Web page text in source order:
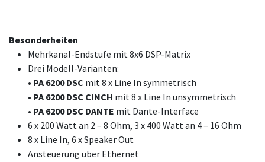
Besonderheiten
Mehrkanal-Endstufe mit 8x6 DSP-Matrix
Drei Modell-Varianten:
• PA 6200 DSC mit 8 x Line In symmetrisch
• PA 6200 DSC CINCH mit 8 x Line In unsymmetrisch
• PA 6200 DSC DANTE mit Dante-Interface
6 x 200 Watt an 2 – 8 Ohm, 3 x 400 Watt an 4 – 16 Ohm
8 x Line In, 6 x Speaker Out
Ansteuerung über Ethernet